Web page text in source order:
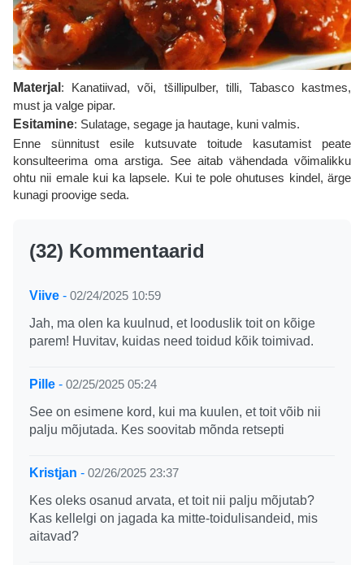
Materjal : Kanatiivad, või, tšillipulber, tilli, Tabasco kastmes,
must ja valge pipar.
Esitamine: Sulatage, segage ja hautage, kuni valmis.
Enne sünnitust esile kutsuvate toitude kasutamist peate
konsulteerima oma arstiga. See aitab vähendada võimalikku
ohtu nii emale kui ka lapsele. Kui te pole ohutuses kindel, ärge
kunagi proovige seda.
(32) Kommentaarid
Viive - 02/24/2025 10:59
Jah, ma olen ka kuulnud, et looduslik toit on kõige
parem! Huvitav, kuidas need toidud kõik toimivad.
Pille - 02/25/2025 05:24
See on esimene kord, kui ma kuulen, et toit võib nii
palju mõjutada. Kes soovitab mõnda retsepti
Kristjan - 02/26/2025 23:37
Kes oleks osanud arvata, et toit nii palju mõjutab?
Kas kellelgi on jagada ka mitte-toidulisandeid, mis
aitavad?